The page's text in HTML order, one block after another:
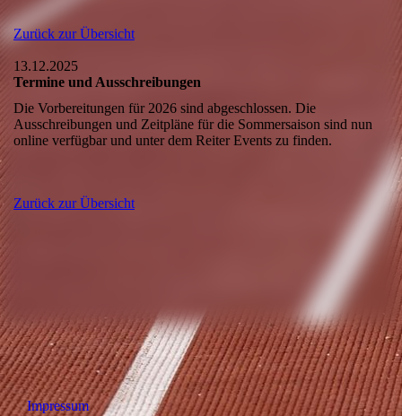
Zurück zur Übersicht
13.12.2025
Termine und Ausschreibungen
Die Vorbereitungen für 2026 sind abgeschlossen. Die
Ausschreibungen und Zeitpläne für die Sommersaison sind nun
online verfügbar und unter dem Reiter Events zu finden.
Zurück zur Übersicht
Impressum